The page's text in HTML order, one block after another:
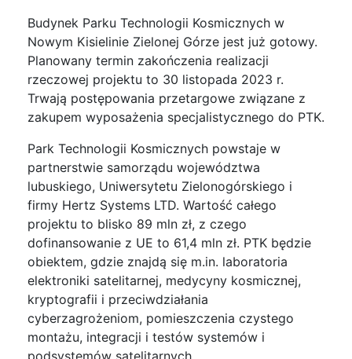
Budynek Parku Technologii Kosmicznych w
Nowym Kisielinie Zielonej Górze jest już gotowy.
Planowany termin zakończenia realizacji
rzeczowej projektu to 30 listopada 2023 r.
Trwają postępowania przetargowe związane z
zakupem wyposażenia specjalistycznego do PTK.
Park Technologii Kosmicznych powstaje w
partnerstwie samorządu województwa
lubuskiego, Uniwersytetu Zielonogórskiego i
firmy Hertz Systems LTD. Wartość całego
projektu to blisko 89 mln zł, z czego
dofinansowanie z UE to 61,4 mln zł. PTK będzie
obiektem, gdzie znajdą się m.in. laboratoria
elektroniki satelitarnej, medycyny kosmicznej,
kryptografii i przeciwdziałania
cyberzagrożeniom, pomieszczenia czystego
montażu, integracji i testów systemów i
podsystemów satelitarnych.